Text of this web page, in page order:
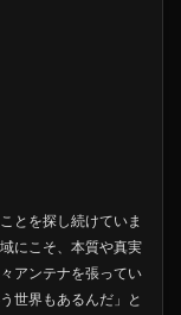
とを探し続けていま
にこそ、本質や真実
アンテナを張ってい
世界もあるんだ」と